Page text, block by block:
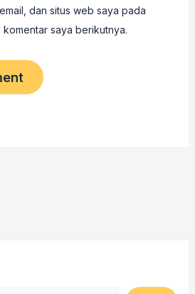
dan situs web saya pada
saya berikutnya.